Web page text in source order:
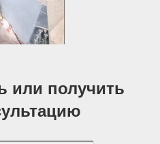
или получить